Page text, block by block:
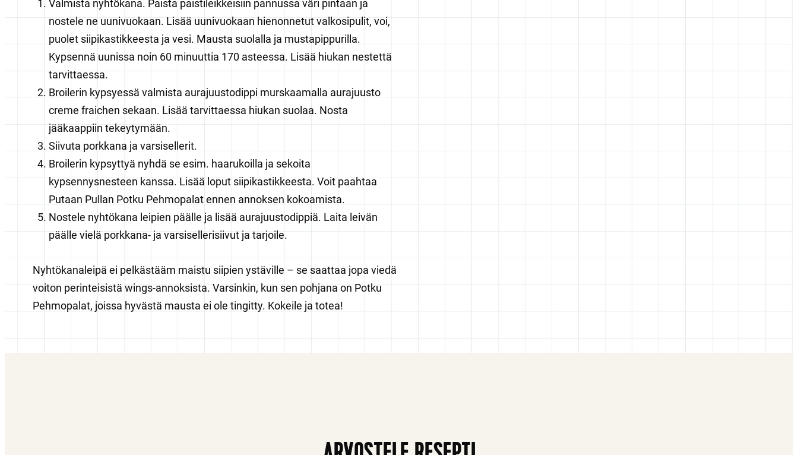
Valmista nyhtökana. Paista paistileikkeisiin pannussa väri pintaan ja
nostele ne uunivuokaan. Lisää uunivuokaan hienonnetut valkosipulit, voi,
puolet siipikastikkeesta ja vesi. Mausta suolalla ja mustapippurilla.
Kypsennä uunissa noin 60 minuuttia 170 asteessa. Lisää hiukan nestettä
tarvittaessa.
Broilerin kypsyessä valmista aurajuustodippi murskaamalla aurajuusto
creme fraichen sekaan. Lisää tarvittaessa hiukan suolaa. Nosta
jääkaappiin tekeytymään.
Siivuta porkkana ja varsisellerit.
Broilerin kypsyttyä nyhdä se esim. haarukoilla ja sekoita
kypsennysnesteen kanssa. Lisää loput siipikastikkeesta. Voit paahtaa
Putaan Pullan Potku Pehmopalat ennen annoksen kokoamista.
Nostele nyhtökana leipien päälle ja lisää aurajuustodippiä. Laita leivän
päälle vielä porkkana- ja varsisellerisiivut ja tarjoile.
Nyhtökanaleipä ei pelkästääm maistu siipien ystäville – se saattaa jopa viedä
voiton perinteisistä wings-annoksista. Varsinkin, kun sen pohjana on Potku
Pehmopalat, joissa hyvästä mausta ei ole tingitty. Kokeile ja totea!